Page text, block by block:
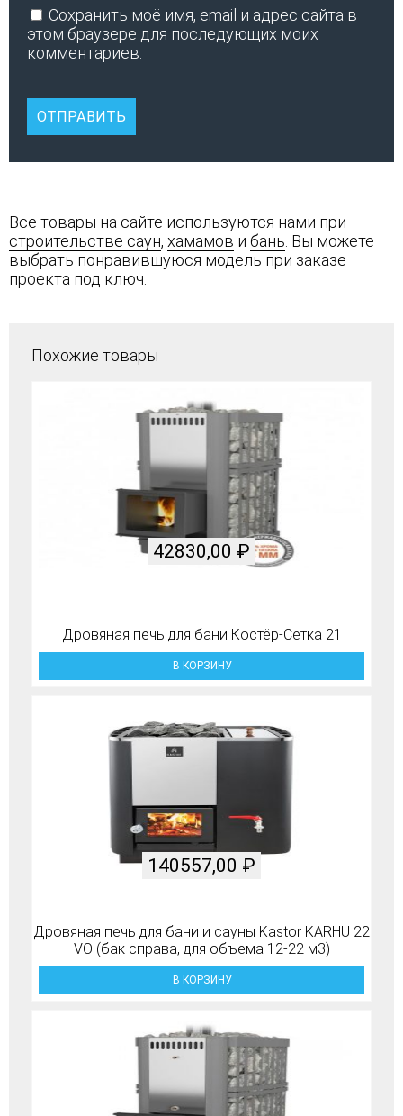
Сохранить моё имя, email и адрес сайта в
этом браузере для последующих моих
комментариев.
Все товары на сайте используются нами при
строительстве саун, хамамов и бань . Вы можете
выбрать понравившуюся модель при заказе
проекта под ключ.
Похожие товары
Дровяная печь для бани Костёр-Сетка 21
42830,00 ₽
В КОРЗИНУ
Дровяная печь для бани и сауны Kastor KARHU 22
VO (бак справа, для объема 12-22 м3)
140557,00 ₽
В КОРЗИНУ